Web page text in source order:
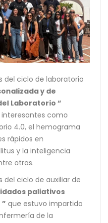
del ciclo de laboratorio
y de
Laboratorio “
como
4.0, el hemograma
rápidos en
y la inteligencia
otras.
del ciclo de auxiliar de
paliativos
que estuvo impartido
de la